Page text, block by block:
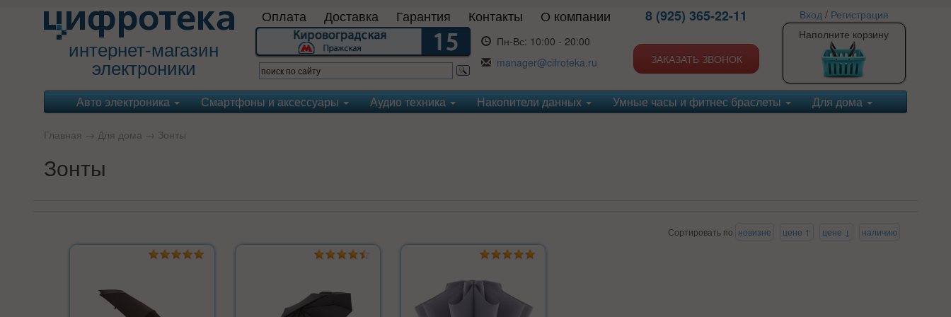
интернет-магазин
электроники
Оплата Доставка Гарантия Контакты О компании
Пн-Вс: 10:00 - 20:00
manager@cifroteka.ru
8 (925) 365-22-11
ЗАКАЗАТЬ ЗВОНОК
Вход/ Регистрация
Наполните корзину
Авто электроника Смартфоны и аксессуары Аудио техника Накопители данных Умные часы и фитнес браслеты Для дома
Главная → Для дома → Зонты
Зонты
Сортировать по новизне цене ↑ цене ↓ наличию